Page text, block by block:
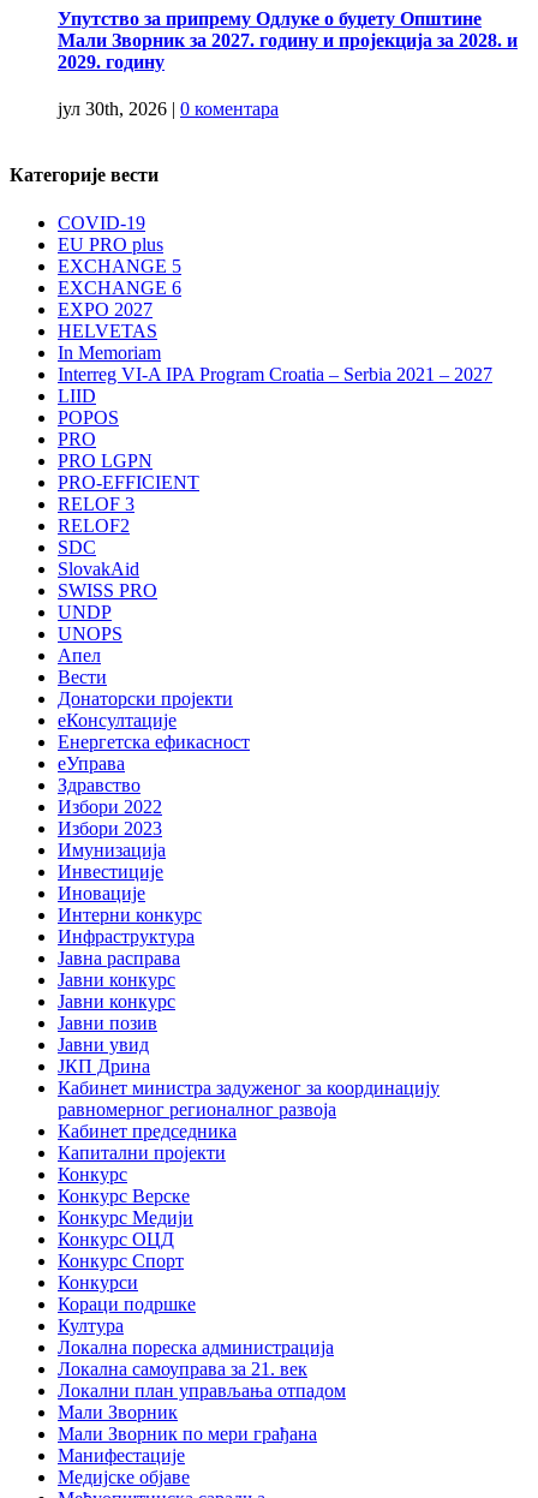
Упутство за припрему Одлуке о буџету Општине
Мали Зворник за 2027. годину и пројекција за 2028. и
2029. годину
јул 30th, 2026 | 0 коментара
Категорије вести
COVID-19
EU PRO plus
EXCHANGE 5
EXCHANGE 6
EXPO 2027
HELVETAS
In Memoriam
Interreg VI-A IPA Program Croatia – Serbia 2021 – 2027
LIID
POPOS
PRO
PRO LGPN
PRO-EFFICIENT
RELOF 3
RELOF2
SDC
SlovakAid
SWISS PRO
UNDP
UNOPS
Апел
Вести
Донаторски пројекти
еКонсултације
Енергетска ефикасност
еУправа
Здравство
Избори 2022
Избори 2023
Имунизација
Инвестиције
Иновације
Интерни конкурс
Инфраструктура
Јавна расправа
Јавни конкурс
Јавни конкурс
Јавни позив
Јавни увид
ЈКП Дрина
Кабинет министра задуженог за координацију
равномерног регионалног развоја
Кабинет председника
Капитални пројекти
Конкурс
Конкурс Верске
Конкурс Медији
Конкурс ОЦД
Конкурс Спорт
Конкурси
Кораци подршке
Култура
Локална пореска администрација
Локална самоуправа за 21. век
Локални план управљања отпадом
Мали Зворник
Мали Зворник по мери грађана
Манифестације
Медијске објаве